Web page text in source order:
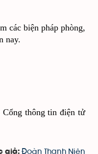
các biện pháp phòng,
nay.
thông tin điện tử
giả: Đoàn Thanh Niên